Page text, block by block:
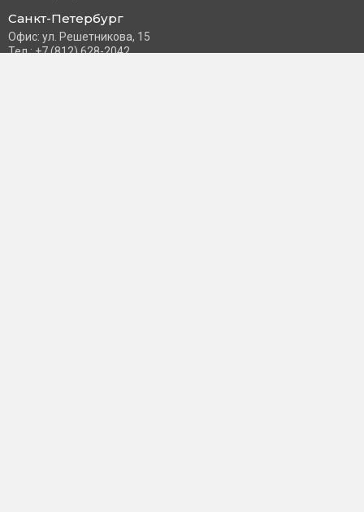
Санкт-Петербург
Офис: ул. Решетникова, 15
Тел.: +7 (812) 628-2042